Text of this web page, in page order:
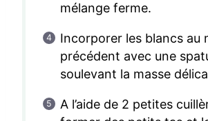
mélange ferme.
Incorporer les blancs au
précédent avec une
soulevant la masse
A l’aide de 2 petites